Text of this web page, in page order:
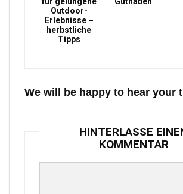
Outdoor-
Erlebnisse –
herbstliche
Tipps
We will be happy to hear your
HINTERLASSE
KOMMENTAR